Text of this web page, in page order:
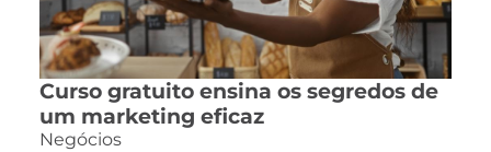
Curso gratuito ensina os segredos de
um marketing eficaz
Negócios